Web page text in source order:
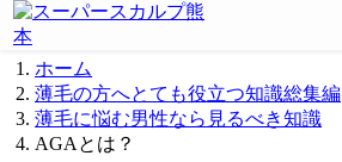
ホーム
薄毛の方へとても役立つ知識総集編
薄毛に悩む男性なら見るべき知識
AGAとは？